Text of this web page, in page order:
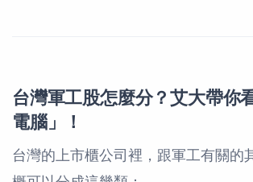
台灣軍工股怎麼分？艾大帶你
電腦」！
台灣的上市櫃公司裡，跟軍工有關的